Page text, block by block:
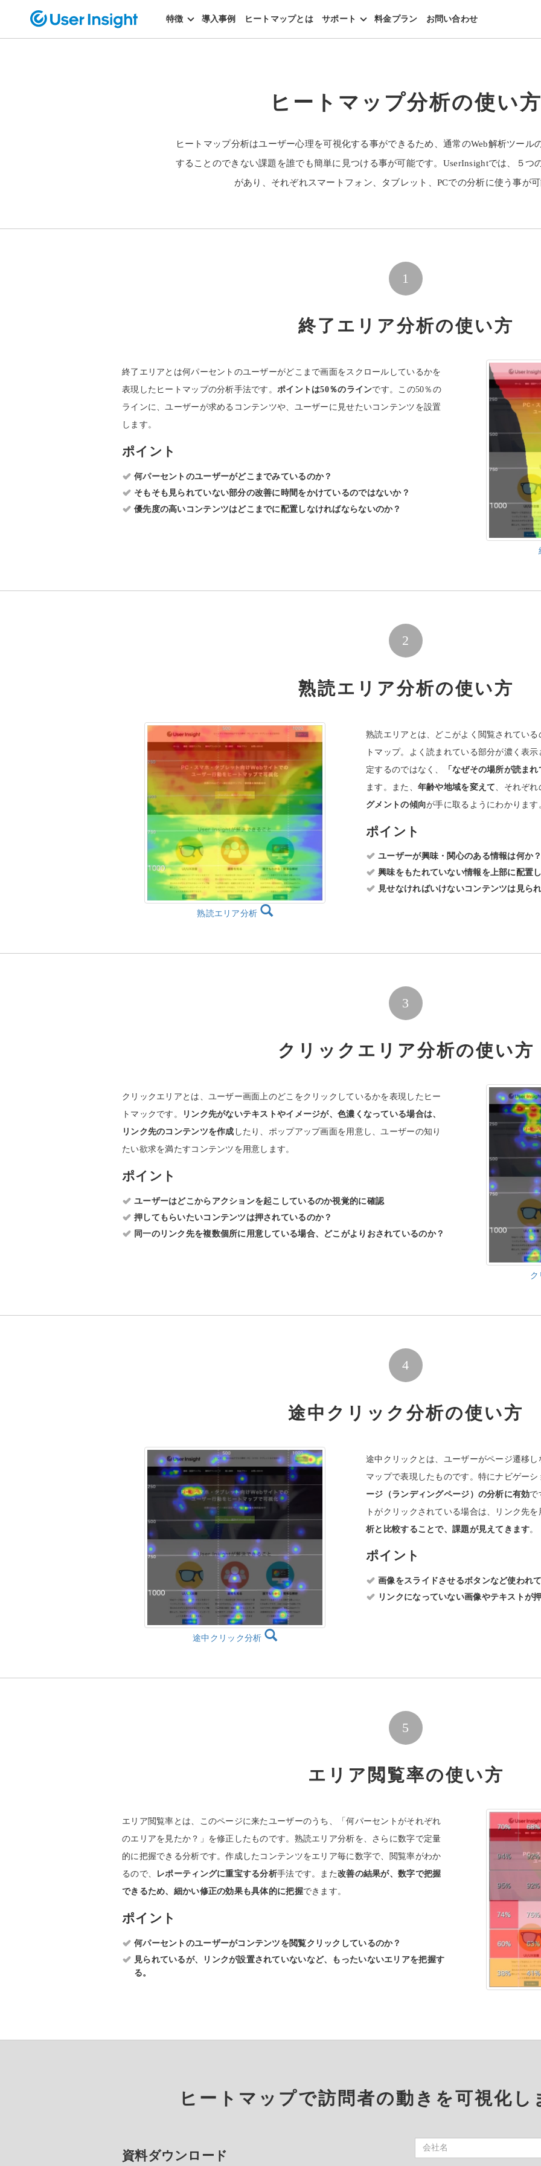
特徴 導入事例 ヒートマップとは サポート 料金プラン お問い合わせ
ヒートマップ分析の使い方
ヒートマップ分析はユーザー心理を可視化する事ができるため、通常のWeb解析ツール
することのできない課題を誰でも簡単に見つける事が可能です。UserInsightでは、５つ
があり、それぞれスマートフォン、タブレット、PCでの分析に使う事が可
1
終了エリア分析の使い方
終了エリアとは何パーセントのユーザーがどこまで画面をスクロールしているかを
表現したヒートマップの分析手法です。ポイントは50％のラインです。この50％の
ラインに、ユーザーが求めるコンテンツや、ユーザーに見せたいコンテンツを設置
します。
ポイント
何パーセントのユーザーがどこまでみているのか？
そもそも見られていない部分の改善に時間をかけているのではないか？
優先度の高いコンテンツはどこまでに配置しなければならないのか？
2
熟読エリア分析の使い方
熟読エリアとは、どこがよく閲覧されてい
トマップ。よく読まれている部分が濃く表
定するのではなく、
「なぜその場所が読ま
ます。また、 年齢や地域を変えて 、それぞ
グメントの傾向が手に取るようにわかります
ポイント
ユーザーが興味・関心のある情報は何か？
興味をもたれていない情報を上部に配置
見せなければいけないコンテンツは見ら
熟読エリア分析
3
クリックエリア分析の使い方
クリックエリアとは、ユーザー画面上のどこをクリックしているかを表現したヒー
トマックです。
リンク先がないテキストやイメージが、色濃くなっている場合は、
リンク先のコンテンツを作成 したり、ポップアップ画面を用意し、ユーザーの知り
たい欲求を満たすコンテンツを用意します。
ポイント
ユーザーはどこからアクションを起こしているのか視覚的に確認
押してもらいたいコンテンツは押されているのか？
同一のリンク先を複数個所に用意している場合、どこがよりおされているのか？
ク
4
途中クリック分析の使い方
途中クリックとは、ユーザーがページ遷移
マップで表現したものです。特にナビゲーシ
ージ（ランディングページ）の分析に有効で
トがクリックされている場合は、リンク先を
析と比較することで、課題が見えてきます。
ポイント
画像をスライドさせるボタンなど使われ
リンクになっていない画像やテキストが
途中クリック分析
5
エリア閲覧率の使い方
エリア閲覧率とは、このページに来たユーザーのうち、「何パーセントがそれぞれ
のエリアを見たか？」を修正したものです。熟読エリア分析を、さらに数字で定量
的に把握できる分析です。作成したコンテンツをエリア毎に数字で、閲覧率がわか
るので、
レポーティングに重宝する分析手法です。また改善の結果が、数字で把握
できるため、細かい修正の効果も具体的に把握できます。
ポイント
何パーセントのユーザーがコンテンツを閲覧クリックしているのか？
見られているが、リンクが設置されていないなど、もったいないエリアを把握す
る。
ヒートマップで訪問者の動きを可視化し
資料ダウンロード